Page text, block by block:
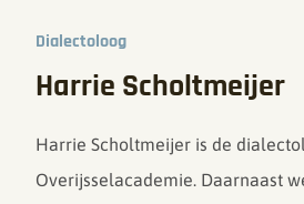
Dialectoloog
Harrie Scholtmeijer
Harrie Scholtmeijer is de
Overijsselacademie. Daarnaast